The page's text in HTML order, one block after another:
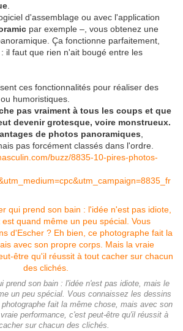
d'assemblage ou avec l'application
par exemple –, vous obtenez une
Ça fonctionne parfaitement,
il faut que rien n'ait bougé entre les
ces fonctionnalités pour réaliser des
humoristiques.
pas vraiment à tous les coups et que
devenir grotesque, voire monstrueux.
de photos panoramiques
pas forcément classés dans l'ordre.
buzz/8835-10-pires-photos-
prend son bain : l'idée n'est pas idiote, mais le
un peu spécial. Vous connaissez les dessins
fait la même chose, mais avec son
performance, c'est peut-être qu'il réussit à
sur chacun des clichés.